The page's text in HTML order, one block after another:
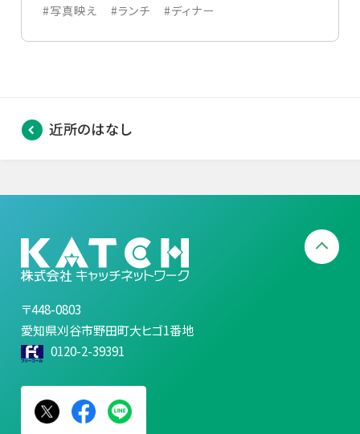
#写真映え #ランチ #ディナー
近所のはなし
〒448-0803
愛知県刈谷市野田町大ヒゴ1番地
0120-2-39391